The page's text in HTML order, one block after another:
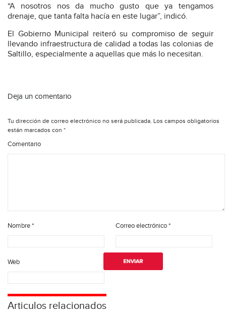
“A nosotros nos da mucho gusto que ya tengamos
drenaje, que tanta falta hacía en este lugar”, indicó.
El Gobierno Municipal reiteró su compromiso de seguir
llevando infraestructura de calidad a todas las colonias de
Saltillo, especialmente a aquellas que más lo necesitan.
Deja un comentario
Tu dirección de correo electrónico no será publicada. Los campos obligatorios
están marcados con *
Comentario
Nombre* Correo electrónico*
Web
Articulos relacionados